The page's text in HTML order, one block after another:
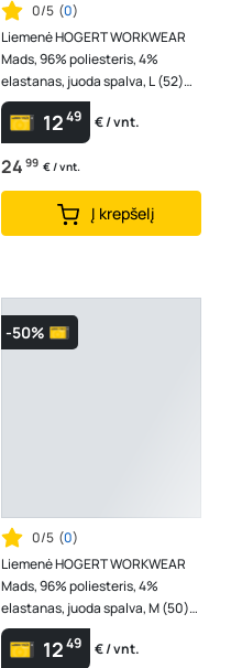
0/5 (0)
Liemenė HOGERT WORKWEAR
Mads, 96% poliesteris, 4%
elastanas, juoda spalva, L (52)
dydis
1249 € / vnt.
24 99 € / vnt.
Į krepšelį
-50%
0/5 (0)
Liemenė HOGERT WORKWEAR
Mads, 96% poliesteris, 4%
elastanas, juoda spalva, M (50)
dydis
1249 € / vnt.